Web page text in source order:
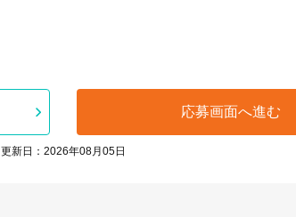
応募画面へ進む
更新日：2026年08月05日